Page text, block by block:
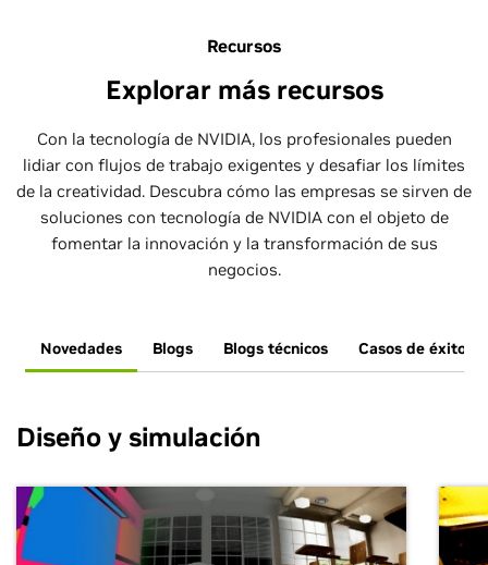
Recursos
Explorar más recursos
Con la tecnología de NVIDIA, los profesionales pueden
lidiar con flujos de trabajo exigentes y desafiar los límites
de la creatividad. Descubra cómo las empresas se sirven de
soluciones con tecnología de NVIDIA con el objeto de
fomentar la innovación y la transformación de sus
negocios.
Novedades Blogs Blogs técnicos Casos de éxito
Diseño y simulación